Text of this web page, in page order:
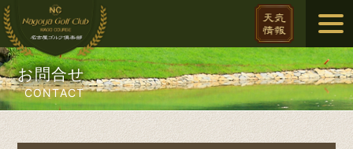
お問合せ
CONTACT